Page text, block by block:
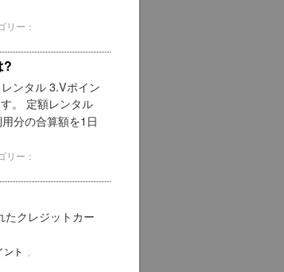
リー：
?
ンタル 3.Vポイン
。 定額レンタル
分の合算額を1日
リー：
たクレジットカー
ト